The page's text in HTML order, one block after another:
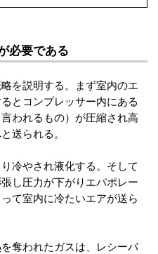
必要である
を説明する。まず室内のエ
とコンプレッサー内にある
われるもの）が圧縮され高
送られる。
冷やされ液化する。そして
し圧力が下がりエバポレー
て室内に冷たいエアが送ら
奪われたガスは、レシーバ